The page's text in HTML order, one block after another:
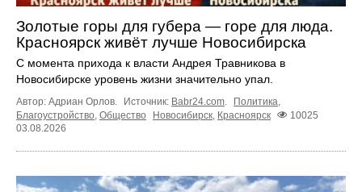
Золотые горы для губера — горе для люда.
Красноярск живёт лучше Новосибирска
С момента прихода к власти Андрея Травникова в
Новосибирске уровень жизни значительно упал.
Автор: Адриан Орлов. Источник: Babr24.com. Политика,
Благоустройство, Общество Новосибирск, Красноярск
10025
03.08.2026